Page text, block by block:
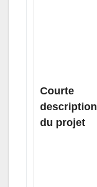
Courte
description
du projet